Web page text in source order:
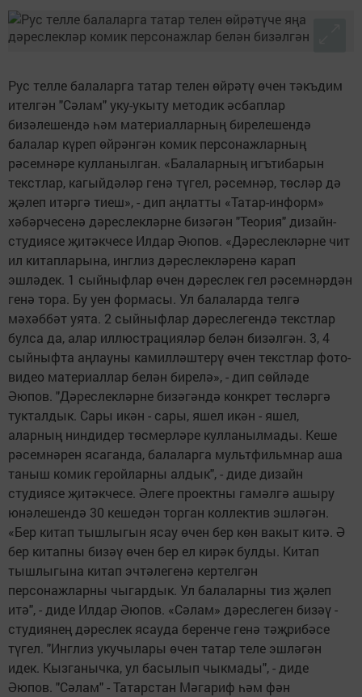
Рус телле балаларга татар телен өйрәтү өчен тәкъдим
ителгән "Сәлам" уку-укыту методик әсбаплар
бизәлешендә һәм материалларның бирелешендә
балалар күреп өйрәнгән комик персонажларның
рәсемнәре кулланылган. «Балаларның игътибарын
текстлар, кагыйдәләр генә түгел, рәсемнәр, төсләр дә
җәлеп итәргә тиеш», - дип аңлатты «Татар-информ»
хәбәрчесенә дәреслекләрне бизәгән "Теория" дизайн-
студиясе җитәкчесе Илдар Әюпов. «Дәреслекләрне чит
ил китапларына, инглиз дәреслекләренә карап
эшләдек. 1 сыйныфлар өчен дәреслек гел рәсемнәрдән
генә тора. Бу уен формасы. Ул балаларда телгә
мәхәббәт уята. 2 сыйныфлар дәреслегендә текстлар
булса да, алар иллюстрацияләр белән бизәлгән. 3, 4
сыйныфта аңлауны камилләштерү өчен текстлар фото-
видео материаллар белән бирелә», - дип сөйләде
Әюпов. "Дәреслекләрне бизәгәндә конкрет төсләргә
тукталдык. Сары икән - сары, яшел икән - яшел,
аларның ниндидер төсмерләре кулланылмады. Кеше
рәсемнәрен ясаганда, балаларга мультфильмнар аша
таныш комик геройларны алдык", - диде дизайн
студиясе җитәкчесе. Әлеге проектны гамәлгә ашыру
юнәлешендә 30 кешедән торган коллектив эшләгән.
«Бер китап тышлыгын ясау өчен бер көн вакыт китә. Ә
бер китапны бизәү өчен бер ел кирәк булды. Китап
тышлыгына китап эчтәлегенә кертелгән
персонажларны чыгардык. Ул балаларны тиз җәлеп
итә", - диде Илдар Әюпов. «Сәлам» дәреслеген бизәү -
студиянең дәреслек ясауда беренче генә тәҗрибәсе
түгел. "Инглиз укучылары өчен татар теле эшләгән
идек. Кызганычка, ул басылып чыкмады", - диде
Әюпов. "Сәлам" - Татарстан Мәгариф һәм фән